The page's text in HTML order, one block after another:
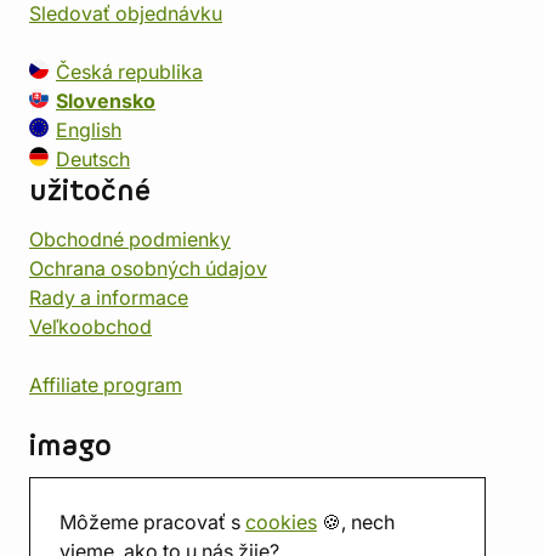
Môžeme pracovať s cookies 🍪, nech
vieme, ako to u nás žije?
Sledovať objednávku
Česká republika
Slovensko
English
Deutsch
užitočné
Obchodné podmienky
Ochrana osobných údajov
Rady a informace
Veľkoobchod
Affiliate program
imago
Predajňa